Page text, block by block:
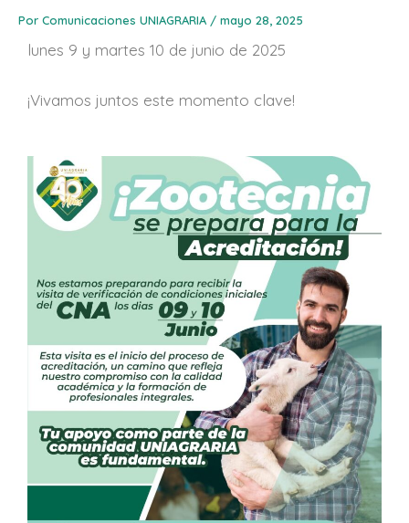
Por Comunicaciones UNIAGRARIA / mayo 28, 2025
lunes 9 y martes 10 de junio de 2025
¡Vivamos juntos este momento clave!